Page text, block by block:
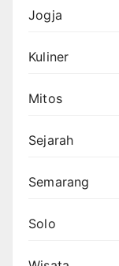
Jogja
Kuliner
Mitos
Sejarah
Semarang
Solo